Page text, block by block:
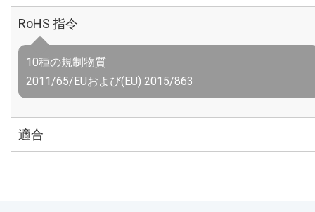
RoHS 指令
10種の規制物質
2011/65/EUおよび(EU) 2015/863
適合